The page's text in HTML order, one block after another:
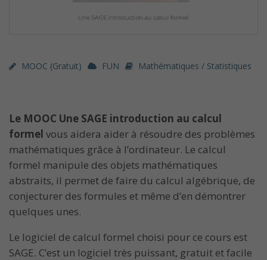
MOOC (gratuit) FUN Mathématiques / Statistiques
Le MOOC Une SAGE introduction au calcul
formel vous aidera aider à résoudre des problèmes
mathématiques grâce à l’ordinateur. Le calcul
formel manipule des objets mathématiques
abstraits, il permet de faire du calcul algébrique, de
conjecturer des formules et même d’en démontrer
quelques unes.
Le logiciel de calcul formel choisi pour ce cours est
SAGE. C’est un logiciel très puissant, gratuit et facile